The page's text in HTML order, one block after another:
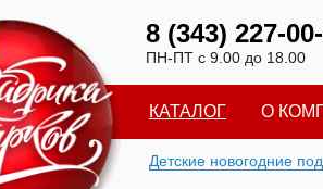
8 (343) 227-
ПН-ПТ с 9.00 до 18.00
КАТАЛОГ О
Детские новогодние